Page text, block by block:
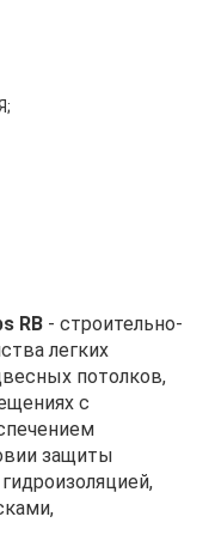
RB - строительно-
легких
потолков,
с
защиты